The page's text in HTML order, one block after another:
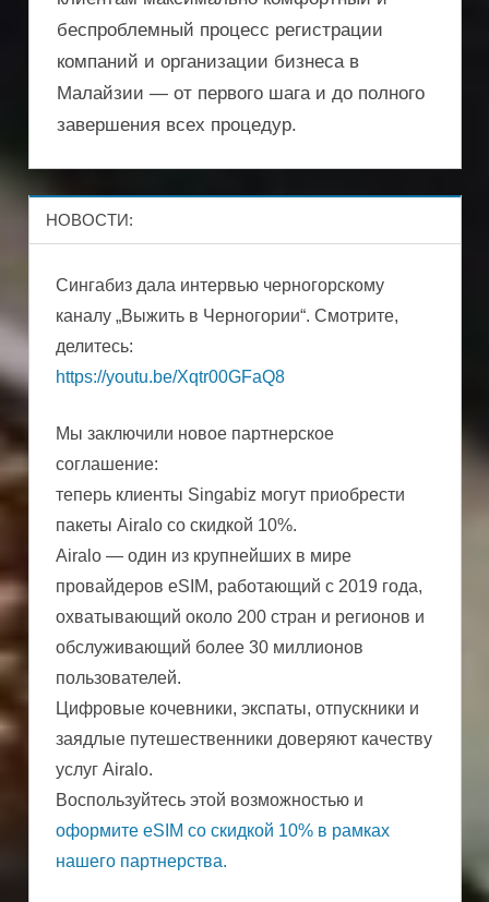
беспроблемный процесс регистрации
компаний и организации бизнеса в
Малайзии — от первого шага и до полного
завершения всех процедур.
НОВОСТИ:
Сингабиз дала интервью черногорскому
каналу „Выжить в Черногории“. Смотрите,
делитесь:
https://youtu.be/Xqtr00GFaQ8
Мы заключили новое партнерское
соглашение:
теперь клиенты Singabiz могут приобрести
пакеты Airalo со скидкой 10%.
Airalo — один из крупнейших в мире
провайдеров eSIM, работающий с 2019 года,
охватывающий около 200 стран и регионов и
обслуживающий более 30 миллионов
пользователей.
Цифровые кочевники, экспаты, отпускники и
заядлые путешественники доверяют качеству
услуг Airalo.
Воспользуйтесь этой возможностью и
оформите eSIM со скидкой 10% в рамках
нашего партнерства.